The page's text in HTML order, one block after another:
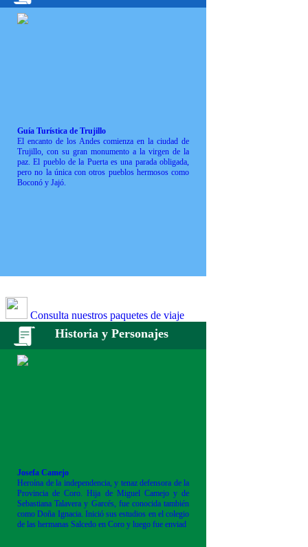
Guía Turística de Trujillo
El encanto de los Andes comienza en la ciudad de
Trujillo, con su gran monumento a la virgen de la
paz. El pueblo de la Puerta es una parada obligada,
pero no la única con otros pueblos hermosos como
Boconó y Jajó.
Consulta nuestros paquetes de viaje
Historia y Personajes
Josefa Camejo
Heroína de la independencia, y tenaz defensora de la
Provincia de Coro. Hija de Miguel Camejo y de
Sebastiana Talavera y Garcés, fue conocida también
como Doña Ignacia. Inició sus estudios en el colegio
de las hermanas Salcedo en Coro y luego fue enviad